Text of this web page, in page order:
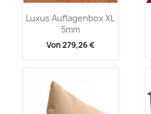
Luxus Auflagenbox XL
5mm
Von279,26 €